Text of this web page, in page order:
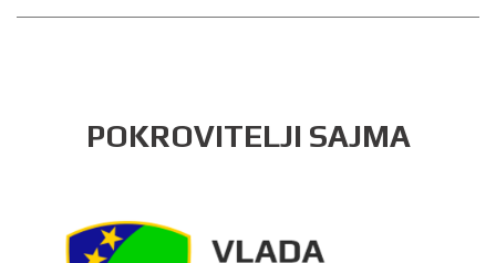
POKROVITELJI SAJMA